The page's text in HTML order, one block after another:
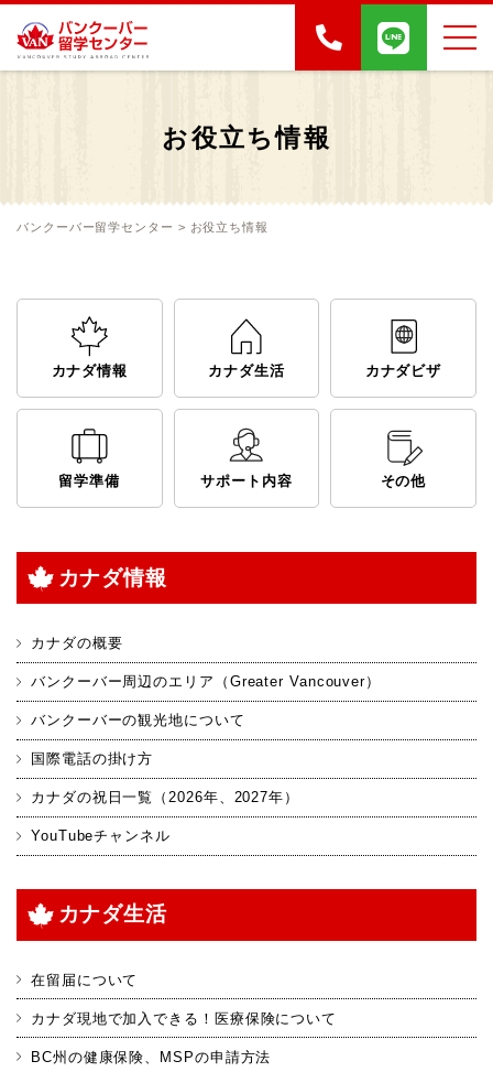
お役立ち情報
バンクーバー留学センター > お役立ち情報
カナダ情報 カナダ生活 カナダビザ
留学準備 サポート内容 その他
カナダ情報
カナダの概要
バンクーバー周辺のエリア（Greater Vancouver）
バンクーバーの観光地について
国際電話の掛け方
カナダの祝日一覧（2026年、2027年）
YouTubeチャンネル
カナダ生活
在留届について
カナダ現地で加入できる！医療保険について
BC州の健康保険、MSPの申請方法